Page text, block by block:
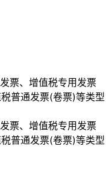
票、增值税专用发票
普通发票(卷票)等类型
票、增值税专用发票
普通发票(卷票)等类型